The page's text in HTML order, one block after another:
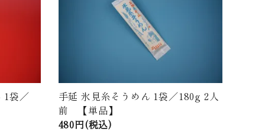
1袋／
手延 氷見糸そうめん 1袋／180g 2人
前 【単品】
480円(税込)